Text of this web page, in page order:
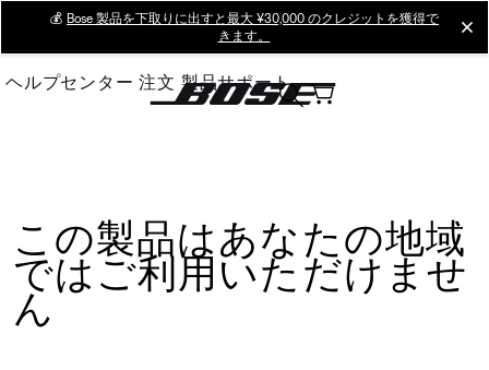
Main
💰 Bose 製品を下取りに出すと最大 ¥30,000 のクレジットを獲得で
きます。
ヘルプセンター 注文 製品サポート
この製品はあなたの地域
ではご利用いただけませ
ん